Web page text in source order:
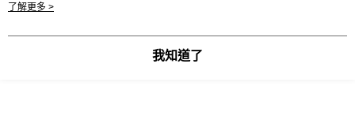
用條款之 Cookie 聲明使用 cookie。
了解更多 >
我知道了